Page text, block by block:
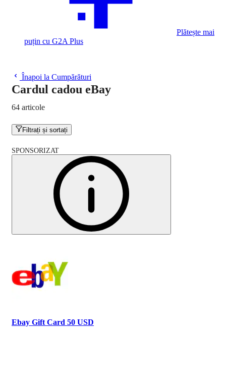
Plătește mai
puțin cu G2A Plus
Înapoi la Cumpărături
Cardul cadou eBay
64 articole
Filtrați și sortați
SPONSORIZAT
Ebay Gift Card 50 USD